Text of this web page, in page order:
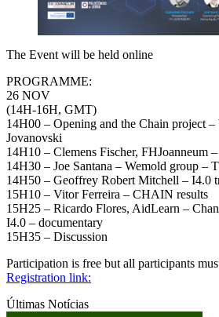
The Event will be held online
PROGRAMME:
26 NOV
(14H-16H, GMT)
14H00 – Opening and the Chain project
Jovanovski
14H10 – Clemens Fischer, FHJoanneum
14H30 – Joe Santana – Wemold group –
14H50 – Geoffrey Robert Mitchell – I4.0
15H10 – Vitor Ferreira – CHAIN results
15H25 – Ricardo Flores, AidLearn –
I4.0 – documentary
15H35 – Discussion
Participation is free but all participants
Registration link:
Últimas Notícias